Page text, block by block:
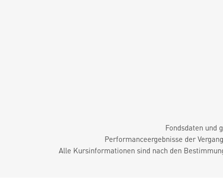
Fondsdaten und
Performanceergebnisse der
Alle Kursinformationen sind nach den